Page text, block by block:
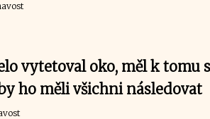
vytetoval oko, měl k tomu
ho měli všichni následovat